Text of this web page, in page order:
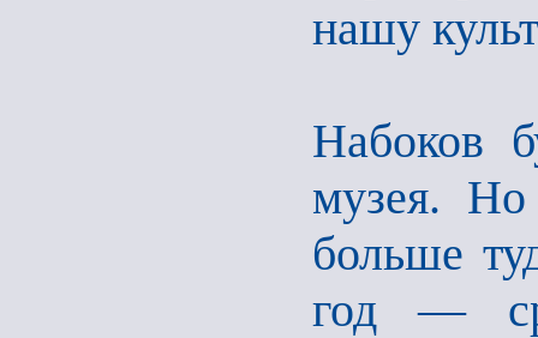
нашу
Набоков
музея.
больше
год —